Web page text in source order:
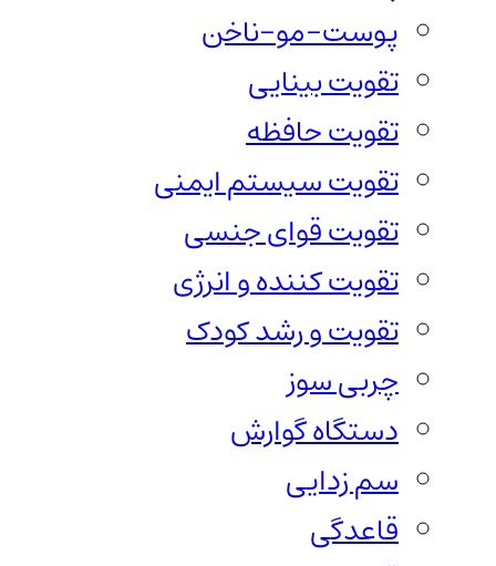
پوست-مو-ناخن
تقویت بینایی
تقویت حافظه
تقویت سیستم ایمنی
تقویت قوای جنسی
تقویت کننده و انرژی
تقویت و رشد کودک
چربی سوز
دستگاه گوارش
سم زدایی
قاعدگی